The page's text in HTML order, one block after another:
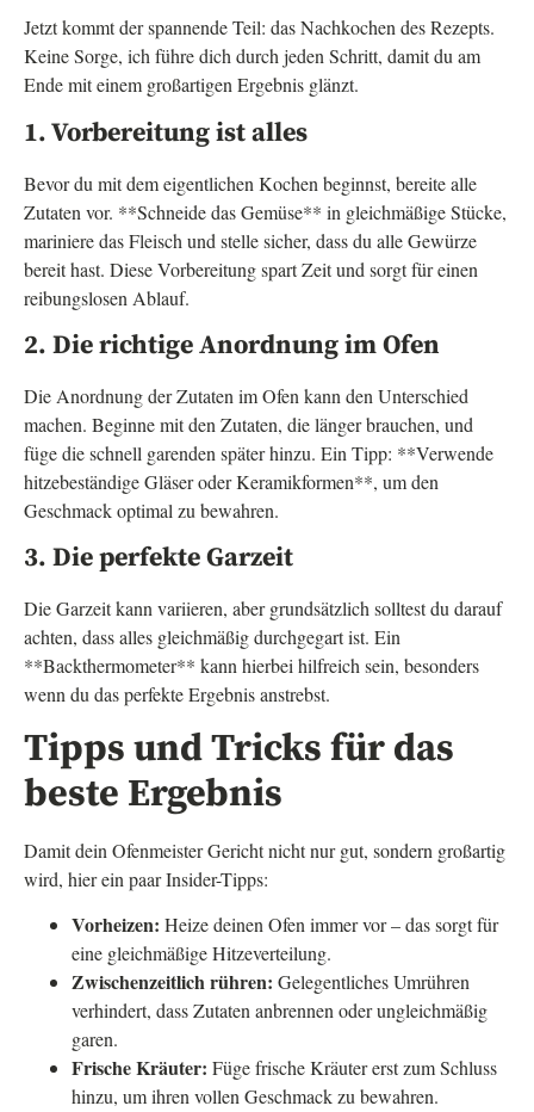
Jetzt kommt der spannende Teil: das Nachkochen des Rezepts.
Keine Sorge, ich führe dich durch jeden Schritt, damit du am
Ende mit einem großartigen Ergebnis glänzt.
1. Vorbereitung ist alles
Bevor du mit dem eigentlichen Kochen beginnst, bereite alle
Zutaten vor. **Schneide das Gemüse** in gleichmäßige Stücke,
mariniere das Fleisch und stelle sicher, dass du alle Gewürze
bereit hast. Diese Vorbereitung spart Zeit und sorgt für einen
reibungslosen Ablauf.
2. Die richtige Anordnung im Ofen
Die Anordnung der Zutaten im Ofen kann den Unterschied
machen. Beginne mit den Zutaten, die länger brauchen, und
füge die schnell garenden später hinzu. Ein Tipp: **Verwende
hitzebeständige Gläser oder Keramikformen**, um den
Geschmack optimal zu bewahren.
3. Die perfekte Garzeit
Die Garzeit kann variieren, aber grundsätzlich solltest du darauf
achten, dass alles gleichmäßig durchgegart ist. Ein
**Backthermometer** kann hierbei hilfreich sein, besonders
wenn du das perfekte Ergebnis anstrebst.
Tipps und Tricks für das
beste Ergebnis
Damit dein Ofenmeister Gericht nicht nur gut, sondern großartig
wird, hier ein paar Insider-Tipps:
Vorheizen: Heize deinen Ofen immer vor – das sorgt für
eine gleichmäßige Hitzeverteilung.
Zwischenzeitlich rühren: Gelegentliches Umrühren
verhindert, dass Zutaten anbrennen oder ungleichmäßig
garen.
Frische Kräuter: Füge frische Kräuter erst zum Schluss
hinzu, um ihren vollen Geschmack zu bewahren.